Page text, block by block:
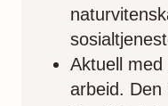
Aktuell
arbeid. Den